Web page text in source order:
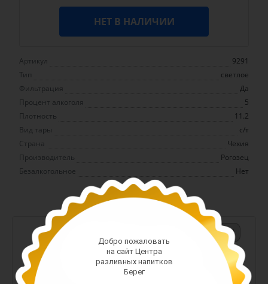
НЕТ В НАЛИЧИИ
Артикул
9291
Тип
светлое
Фильтрация
Да
Процент алкоголя
5
Плотность
11.2
Вид тары
с/т
Страна
Чехия
Производитель
Рогозец
Безалкогольное
Нет
+
Арт. 10990
Добро пожаловать
на сайт Центра
разливных напитков
Берег